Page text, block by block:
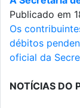
Publicado em
Os
débitos
oficial da
NOTÍCIAS DO